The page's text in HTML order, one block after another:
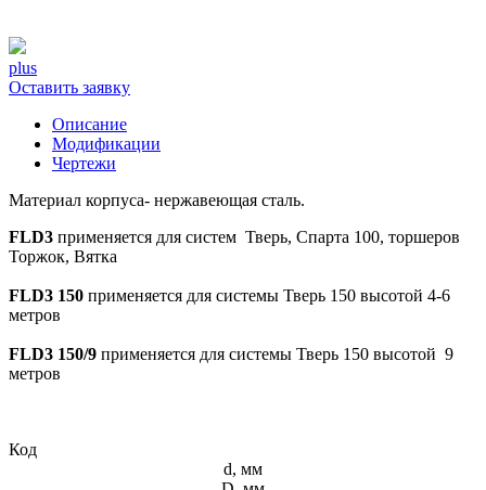
plus
Оставить заявку
Описание
Модификации
Чертежи
Материал корпуса- нержавеющая сталь.
FLD3 применяется для систем Тверь, Спарта 100, торшеров
Торжок, Вятка
FLD3 150 применяется для системы Тверь 150 высотой 4-6
метров
FLD3 150/9 применяется для системы Тверь 150 высотой 9
метров
Код
d, мм